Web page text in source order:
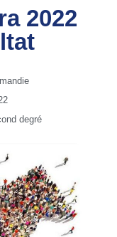
2022
degré